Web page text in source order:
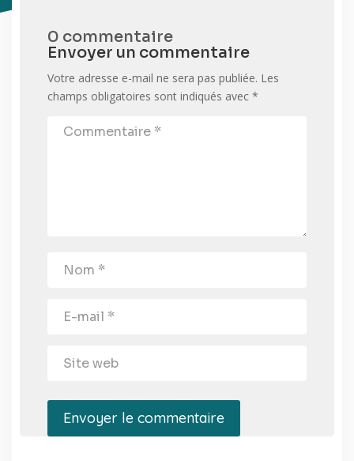
0 commentaire
Envoyer un commentaire
Votre adresse e-mail ne sera pas publiée. Les
champs obligatoires sont indiqués avec *
Envoyer le commentaire